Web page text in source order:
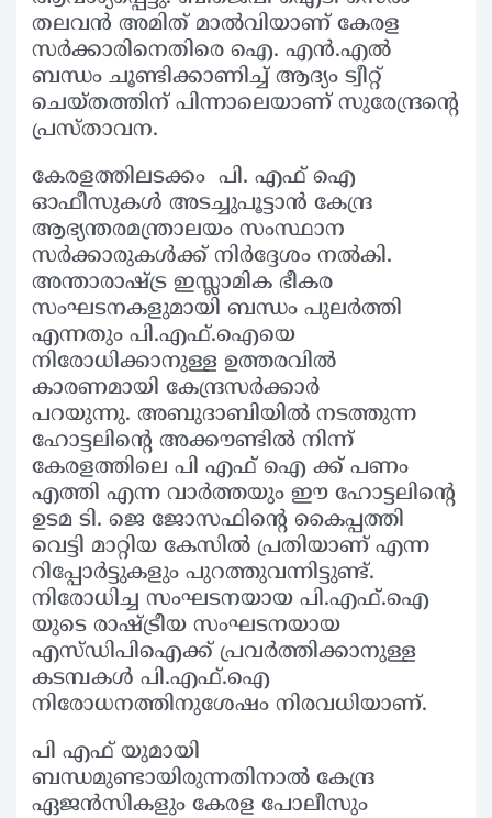
തലവൻ അമിത് മാൽവിയാണ് കേരള
സർക്കാരിനെതിരെ ഐ. എൻ.എൽ
ബന്ധം ചൂണ്ടിക്കാണിച്ച് ആദ്യം ട്വീറ്റ്
ചെയ്തത്തിന് പിന്നാലെയാണ് സുരേന്ദ്രന്റെ
പ്രസ്താവന.
കേരളത്തിലടക്കം പി. എഫ് ഐ
ഓഫീസുകൾ അടച്ചുപൂട്ടാൻ കേന്ദ്ര
ആഭ്യന്തരമന്ത്രാലയം സംസ്ഥാന
സർക്കാരുകൾക്ക് നിർദ്ദേശം നൽകി.
അന്താരാഷ്ട്ര ഇസ്ലാമിക ഭീകര
സംഘടനകളുമായി ബന്ധം പുലർത്തി
എന്നതും പി.എഫ്.ഐയെ
നിരോധിക്കാനുള്ള ഉത്തരവിൽ
കാരണമായി കേന്ദ്രസർക്കാർ
പറയുന്നു. അബുദാബിയിൽ നടത്തുന്ന
ഹോട്ടലിന്റെ അക്കൗണ്ടിൽ നിന്ന്
കേരളത്തിലെ പി എഫ് ഐ ക്ക് പണം
എത്തി എന്ന വാർത്തയും ഈ ഹോട്ടലിന്റെ
ഉടമ ടി. ജെ ജോസഫിന്റെ കൈപ്പത്തി
വെട്ടി മാറ്റിയ കേസിൽ പ്രതിയാണ് എന്ന
റിപ്പോർട്ടുകളും പുറത്തുവന്നിട്ടുണ്ട്.
നിരോധിച്ച സംഘടനയായ പി.എഫ്.ഐ
യുടെ രാഷ്ട്രീയ സംഘടനയായ
എസ്ഡിപിഐക്ക് പ്രവർത്തിക്കാനുള്ള
കടമ്പകൾ പി.എഫ്.ഐ
നിരോധനത്തിനുശേഷം നിരവധിയാണ്.
പി എഫ് യുമായി
ബന്ധമുണ്ടായിരുന്നതിനാൽ കേന്ദ്ര
ഏജൻസികളും കേരള പോലീസും